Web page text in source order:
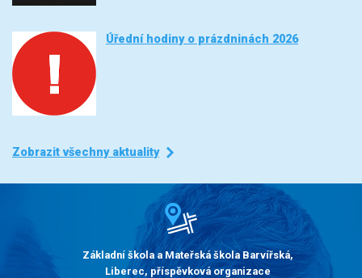
Úřední hodiny o prázdninách 2026
Zobrazit všechny aktuality
Základní škola a Mateřská škola Barvířská,
Liberec, příspěvková organizace